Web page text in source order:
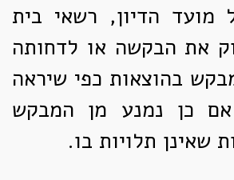
מועד הדיון, רשאי בית
את הבקשה או לדחותה
בהוצאות כפי שיראה
אם כן נמנע מן המבקש
שאינן תלויות בו.